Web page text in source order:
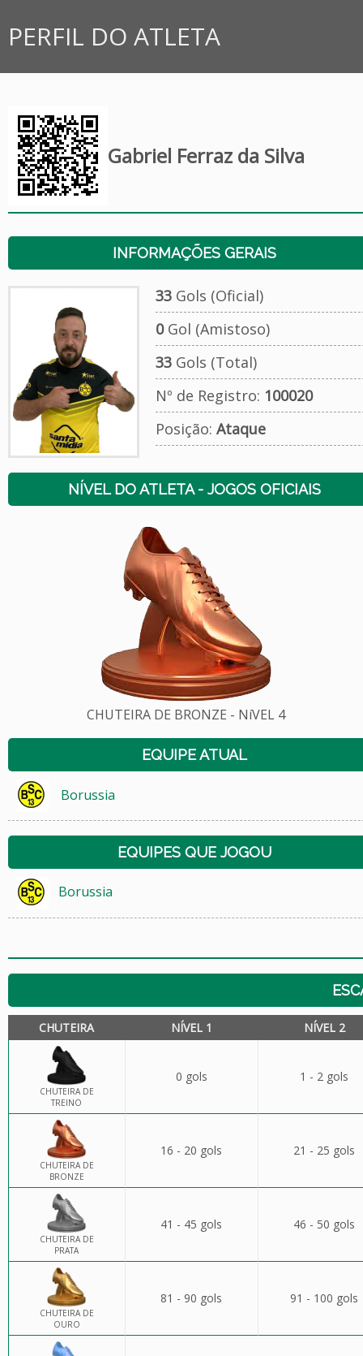
PERFIL DO ATLETA
Gabriel Ferraz da Silva
INFORMAÇÕES GERAIS
33Gols (Oficial)
0Gol (Amistoso)
33Gols (Total)
Nº de Registro: 100020
Posição: Ataque
NÍVEL DO ATLETA - JOGOS OFICIAIS
CHUTEIRA DE BRONZE - NíVEL 4
EQUIPE ATUAL
Borussia
EQUIPES QUE JOGOU
Borussia
CHUTEIRA NÍVEL 1 NÍVEL 2
CHUTEIRA DE
TREINO
0 gols 1 - 2 gols
CHUTEIRA DE
BRONZE
16 - 20 gols 21 - 25 gols
CHUTEIRA DE
PRATA
41 - 45 gols 46 - 50 gols
CHUTEIRA DE
OURO
81 - 90 gols 91 - 100 gols